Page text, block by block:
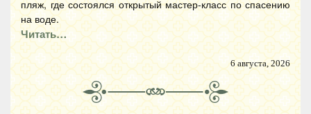
пляж, где состоялся открытый мастер-класс по спасению
на воде.
Читать…
6 августа, 2026